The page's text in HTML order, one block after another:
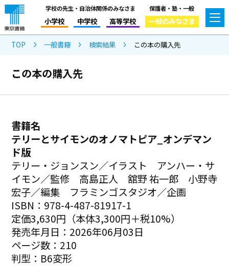
学校の先生・自治体関係のみなさま
小学校 中学校 高等学校
保護者・塾・一般
一般のみなさま
TOP 一般書籍 検索結果 この本の購入先
この本の購入先
書籍名
テリーとサイモンのオノマトピア_オンデマン
ド版
テリー・ジョンスン／イラスト アンハー・サ
イモン／監修 高島正人 舘野 祐一郎 小野寺
宏子／編集 フラミンゴスタジオ／企画
ISBN：978-4-487-81917-1
定価3,630円（本体3,300円＋税10%）
発売年月日：2026年06月03日
ページ数：210
判型：B6変形